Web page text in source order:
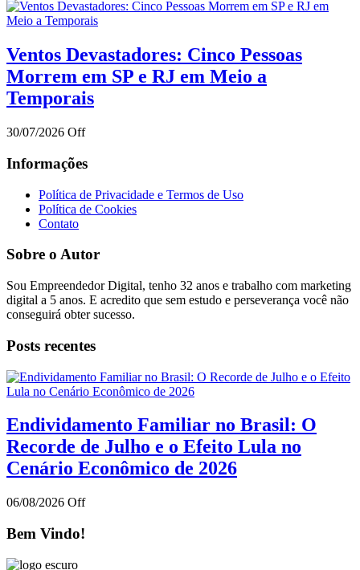
Ventos Devastadores: Cinco Pessoas
Morrem em SP e RJ em Meio a
Temporais
30/07/2026 Off
Informações
Política de Privacidade e Termos de Uso
Política de Cookies
Contato
Sobre o Autor
Sou Empreendedor Digital, tenho 32 anos e trabalho com marketing
digital a 5 anos. E acredito que sem estudo e perseverança você não
conseguirá obter sucesso.
Posts recentes
Endividamento Familiar no Brasil: O
Recorde de Julho e o Efeito Lula no
Cenário Econômico de 2026
06/08/2026 Off
Bem Vindo!